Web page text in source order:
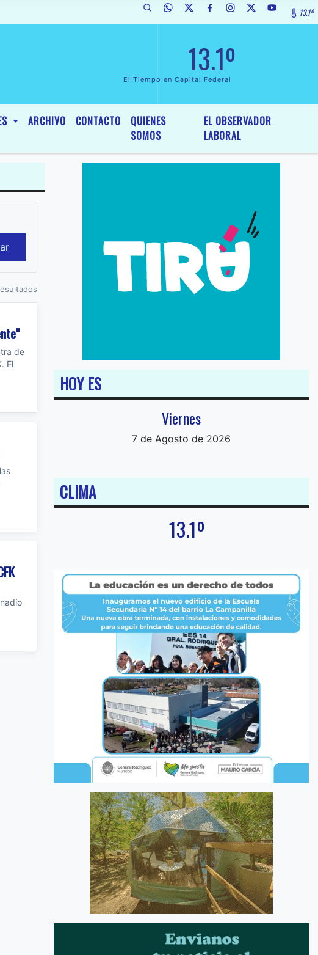
de Interés General y Legislativo, por Ordenanza Nº 6236/19 del HCD de13.1º
13.1º
El Tiempo en Capital Federal
ARCHIVO CONTACTO
QUIENES
SOMOS
EL OBSERVADOR
LABORAL
de
El
HOY ES
Viernes
7 de Agosto de 2026
CLIMA
13.1º